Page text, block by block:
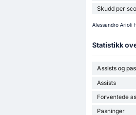
Skudd per
Alessandro Arioli
Statistikk
Assists og
Assists
Forventede
Pasninger